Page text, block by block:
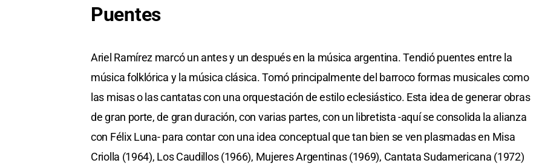
Puentes
Ariel Ramírez marcó un antes y un después en la música argentina. Tendió puentes entre la
música folklórica y la música clásica. Tomó principalmente del barroco formas musicales como
las misas o las cantatas con una orquestación de estilo eclesiástico. Esta idea de generar obras
de gran porte, de gran duración, con varias partes, con un libretista -aquí se consolida la alianza
con Félix Luna- para contar con una idea conceptual que tan bien se ven plasmadas en Misa
Criolla (1964), Los Caudillos (1966), Mujeres Argentinas (1969), Cantata Sudamericana (1972)